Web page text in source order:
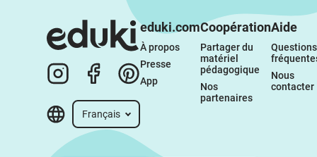
Français
eduki.com
À propos
Presse
App
Coopération
Partager du
matériel
pédagogique
Nos
partenaires
Aide
Questions
Nous
contacter